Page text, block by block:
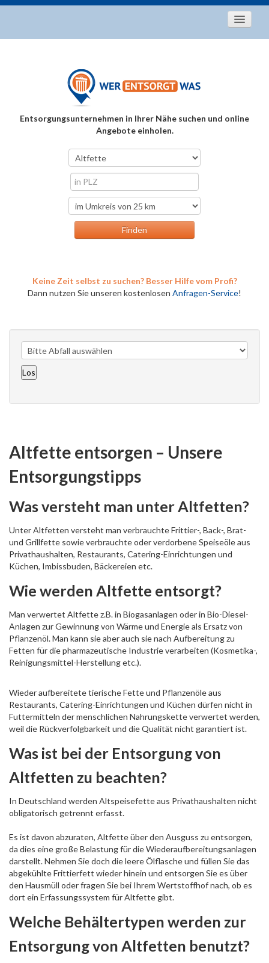
Entsorgungstipps
Über uns
Entsorgungsunternehmen in Ihrer Nähe suchen und online
Angebote einholen.
Keine Zeit selbst zu suchen? Besser Hilfe vom Profi?
Dann nutzen Sie unseren kostenlosen Anfragen-Service!
Altfette entsorgen – Unsere
Entsorgungstipps
Was versteht man unter Altfetten?
Unter Altfetten versteht man verbrauchte Frittier-, Back-, Brat-
und Grillfette sowie verbrauchte oder verdorbene Speiseöle aus
Privathaushalten, Restaurants, Catering-Einrichtungen und
Küchen, Imbissbuden, Bäckereien etc.
Wie werden Altfette entsorgt?
Man verwertet Altfette z.B. in Biogasanlagen oder in Bio-Diesel-
Anlagen zur Gewinnung von Wärme und Energie als Ersatz von
Pflanzenöl. Man kann sie aber auch sie nach Aufbereitung zu
Fetten für die pharmazeutische Industrie verarbeiten (Kosmetika-,
Reinigungsmittel-Herstellung etc.).
Wieder aufbereitete tierische Fette und Pflanzenöle aus
Restaurants, Catering-Einrichtungen und Küchen dürfen nicht in
Futtermitteln der menschlichen Nahrungskette verwertet werden,
weil die Rückverfolgbarkeit und die Qualität nicht garantiert ist.
Was ist bei der Entsorgung von
Altfetten zu beachten?
In Deutschland werden Altspeisefette aus Privathaushalten nicht
obligatorisch getrennt erfasst.
Es ist davon abzuraten, Altfette über den Ausguss zu entsorgen,
da dies eine große Belastung für die Wiederaufbereitungsanlagen
darstellt. Nehmen Sie doch die leere Ölflasche und füllen Sie das
abgekühlte Frittierfett wieder hinein und entsorgen Sie es über
den Hausmüll oder fragen Sie bei Ihrem Wertstoffhof nach, ob es
dort ein Erfassungssystem für Altfette gibt.
Welche Behältertypen werden zur
Entsorgung von Altfetten benutzt?